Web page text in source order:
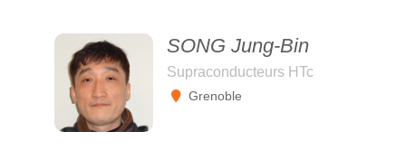
SONG Jung-Bin
Supraconducteurs HTc
Grenoble